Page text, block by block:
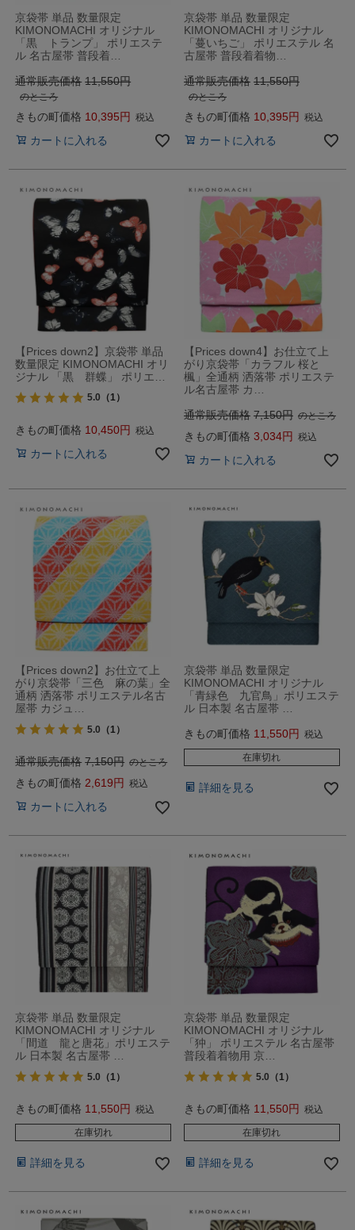
京袋帯 単品 数量限定
KIMONOMACHI オリジナル
「黒 トランプ」 ポリエステ
ル 名古屋帯 普段着…
通常販売価格 11,550
のところ
きもの町価格 10,395 税込
カートに入れる
京袋帯 単品 数量限定
KIMONOMACHI オリジナル
「蔓いちご」 ポリエステル 名
古屋帯 普段着着物…
通常販売価格 11,550
のところ
きもの町価格 10,395 税込
カートに入れる
【Prices down2】京袋帯 単品
数量限定 KIMONOMACHI オリ
ジナル 「黒 群蝶」 ポリエ…
5.0 （1）
きもの町価格 10,450 税込
カートに入れる
【Prices down4】お仕立て上
がり京袋帯「カラフル 桜と
楓」全通柄 洒落帯 ポリエステ
ル名古屋帯 カ…
通常販売価格 7,150 のところ
きもの町価格 3,034 税込
カートに入れる
【Prices down2】お仕立て上
がり京袋帯「三色 麻の葉」全
通柄 洒落帯 ポリエステル名古
屋帯 カジュ…
5.0 （1）
通常販売価格 7,150 のところ
きもの町価格 2,619 税込
カートに入れる
京袋帯 単品 数量限定
KIMONOMACHI オリジナル
「青緑色 九官鳥」ポリエステ
ル 日本製 名古屋帯 …
きもの町価格 11,550 税込
在庫切れ
詳細を見る
京袋帯 単品 数量限定
KIMONOMACHI オリジナル
「間道 龍と唐花」ポリエステ
ル 日本製 名古屋帯 …
5.0 （1）
きもの町価格 11,550 税込
在庫切れ
詳細を見る
京袋帯 単品 数量限定
KIMONOMACHI オリジナル
「狆」 ポリエステル 名古屋帯
普段着着物用 京…
5.0 （1）
きもの町価格 11,550 税込
在庫切れ
詳細を見る